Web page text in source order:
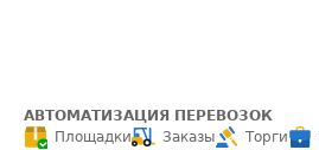
АВТОМАТИЗАЦИЯ ПЕРЕВОЗОК
Площадки
Заказы Торги